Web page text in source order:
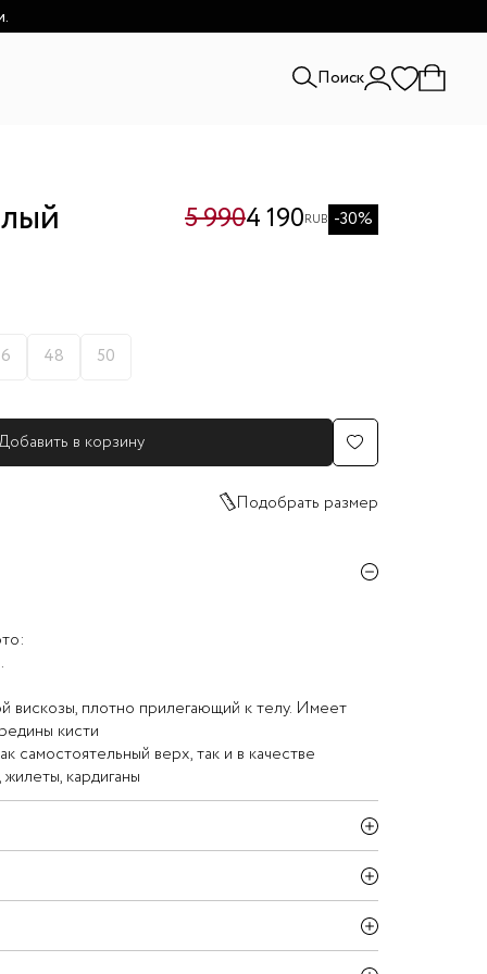
Поиск
5 9904 190RUB -30%
48 50
в корзину
Подобрать размер
вискозы, плотно прилегающий к телу. Имеет
кисти
самостоятельный верх, так и в качестве
кардиганы